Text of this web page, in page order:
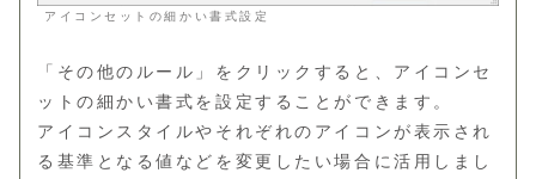
アイコンセットの細かい書式設定
「その他のルール」をクリックすると、アイコンセ
ットの細かい書式を設定することができます。
アイコンスタイルやそれぞれのアイコンが表示され
る基準となる値などを変更したい場合に活用しまし